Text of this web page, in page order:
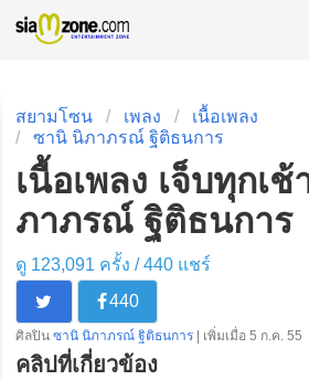
สยามโซน เพลง
เนื้อเพลง
ซานิ นิภาภรณ์ ฐิติธนการ
เนื้อเพลง เจ็บทุกเ
ภาภรณ์ ฐิติธนการ
ดู 123,091 ครั้ง /440แชร์
440
ศิลปิน ซานิ นิภาภรณ์ ฐิติธนการ | เพิ่มเมื่อ 5 ก.ค. 55
คลิปที่เกี่ยวข้อง